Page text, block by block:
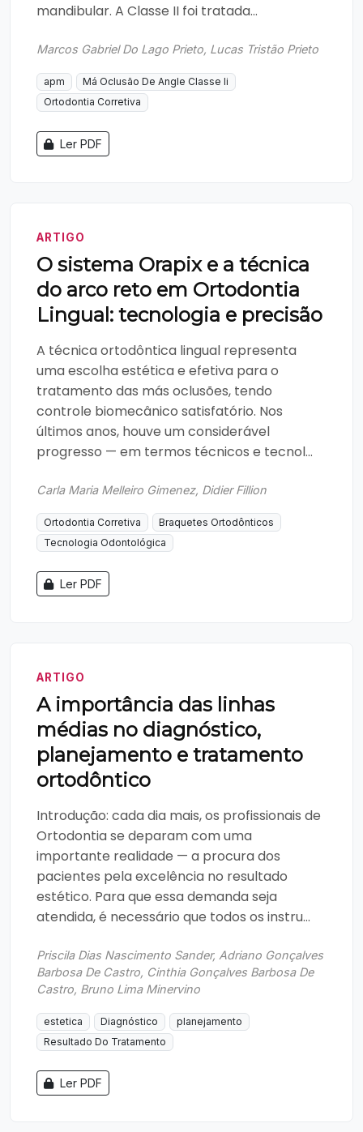
mandibular. A Classe II foi tratada...
Marcos Gabriel Do Lago Prieto, Lucas Tristão Prieto
apm
Má Oclusão De Angle Classe Ii
Ortodontia Corretiva
Ler PDF
ARTIGO
O sistema Orapix e a técnica
do arco reto em Ortodontia
Lingual: tecnologia e precisão
A técnica ortodôntica lingual representa
uma escolha estética e efetiva para o
tratamento das más oclusões, tendo
controle biomecânico satisfatório. Nos
últimos anos, houve um considerável
progresso — em termos técnicos e tecnol...
Carla Maria Melleiro Gimenez, Didier Fillion
Ortodontia Corretiva
Braquetes Ortodônticos
Tecnologia Odontológica
Ler PDF
ARTIGO
A importância das linhas
médias no diagnóstico,
planejamento e tratamento
ortodôntico
Introdução: cada dia mais, os profissionais de
Ortodontia se deparam com uma
importante realidade — a procura dos
pacientes pela excelência no resultado
estético. Para que essa demanda seja
atendida, é necessário que todos os instru...
Priscila Dias Nascimento Sander, Adriano Gonçalves
Barbosa De Castro, Cinthia Gonçalves Barbosa De
Castro, Bruno Lima Minervino
estetica Diagnóstico
planejamento
Resultado Do Tratamento
Ler PDF